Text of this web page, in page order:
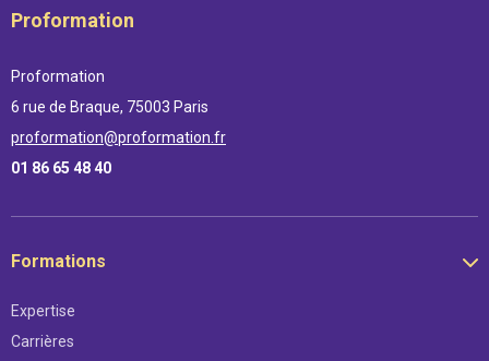
Proformation
Proformation
6 rue de Braque, 75003 Paris
proformation@proformation.fr
01 86 65 48 40
Formations
Expertise
Carrières